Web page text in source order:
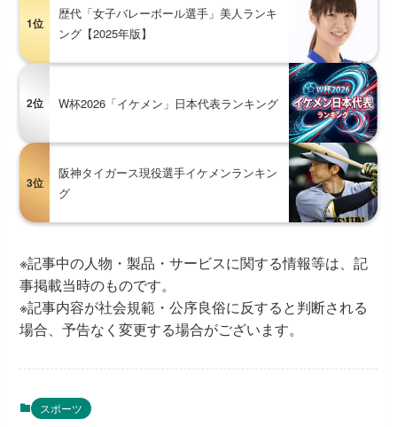
1位
歴代「女子バレーボール選手」美人ランキ
ング【2025年版】
2位 W杯2026「イケメン」日本代表ランキング
3位
阪神タイガース現役選手イケメンランキン
グ
※記事中の人物・製品・サービスに関する情報等は、記
事掲載当時のものです。
※記事内容が社会規範・公序良俗に反すると判断される
場合、予告なく変更する場合がございます。
スポーツ